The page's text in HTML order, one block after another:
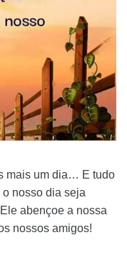
mais um dia… E tudo
nosso dia seja
abençoe a nossa
nossos amigos!